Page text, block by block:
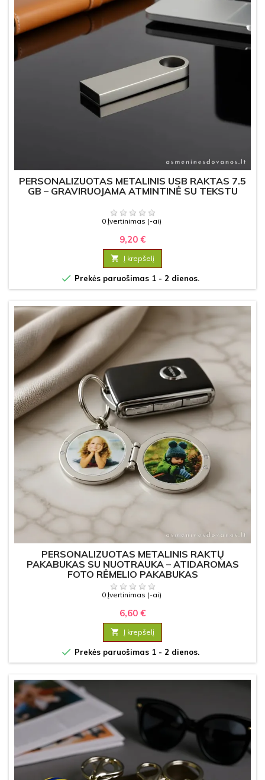
PERSONALIZUOTAS METALINIS USB RAKTAS 7.5
GB – GRAVIRUOJAMA ATMINTINĖ SU TEKSTU
0 Įvertinimas (-ai)
9,20 €
 Į krepšelį
 Prekės paruošimas 1 - 2 dienos.
PERSONALIZUOTAS METALINIS RAKTŲ
PAKABUKAS SU NUOTRAUKA – ATIDAROMAS
FOTO RĖMELIO PAKABUKAS
0 Įvertinimas (-ai)
6,60 €
 Į krepšelį
 Prekės paruošimas 1 - 2 dienos.